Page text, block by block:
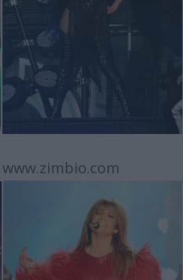
www.zimbio.com